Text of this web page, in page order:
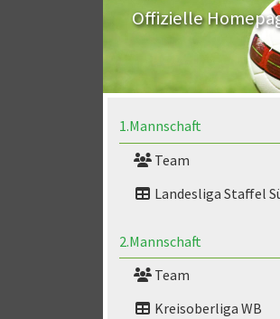
Offizielle
1.Mannschaft
Team
Landesliga Staffel
2.Mannschaft
Team
Kreisoberliga WB